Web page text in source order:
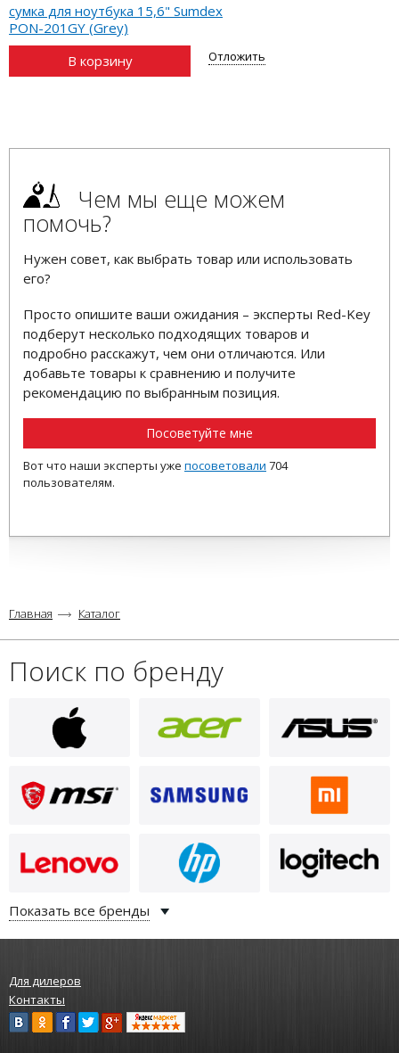
сумка для ноутбука 15,6" Sumdex
PON-201GY (Grey)
В корзину
Отложить
Чем мы еще можем
помочь?
Нужен совет, как выбрать товар или использовать
его?
Просто опишите ваши ожидания – эксперты Red-Key
подберут несколько подходящих товаров и
подробно расскажут, чем они отличаются. Или
добавьте товары к сравнению и получите
рекомендацию по выбранным позиция.
Посоветуйте мне
Вот что наши эксперты уже посоветовали 704
пользователям.
Главная Каталог
Поиск по бренду
Показать все бренды
Для дилеров
Контакты